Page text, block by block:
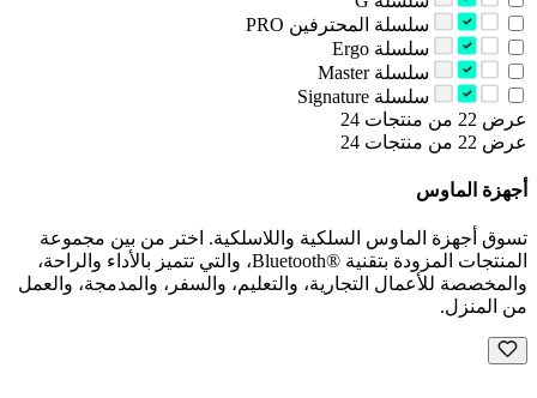
عرض 22 من منتجات 24
عرض 22 من منتجات 24
أجهزة الماوس
تسوق أجهزة الماوس السلكية واللاسلكية. اختر من بين مجموعة
المنتجات المزودة بتقنية Bluetooth®‎، والتي تتميز بالأداء والراحة،
والمخصصة للأعمال التجارية، والتعليم، والسفر، والمدمجة، والعمل
من المنزل.